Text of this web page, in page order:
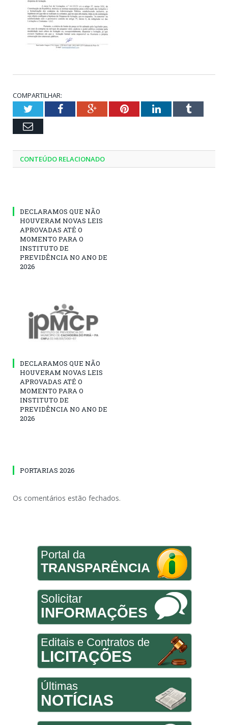
COMPARTILHAR:
TwitterFacebookGoogle+PinterestLinkedInTumblr
Email
CONTEÚDO RELACIONADO
DECLARAMOS QUE NÃO
HOUVERAM NOVAS LEIS
APROVADAS ATÉ O
MOMENTO PARA O
INSTITUTO DE
PREVIDÊNCIA NO ANO DE
2026
DECLARAMOS QUE NÃO
HOUVERAM NOVAS LEIS
APROVADAS ATÉ O
MOMENTO PARA O
INSTITUTO DE
PREVIDÊNCIA NO ANO DE
2026
PORTARIAS 2026
Os comentários estão fechados.
Portal da
TRANSPARÊNCIA
Solicitar
INFORMAÇÕES
Editais e Contratos de
LICITAÇÕES
Últimas
NOTÍCIAS